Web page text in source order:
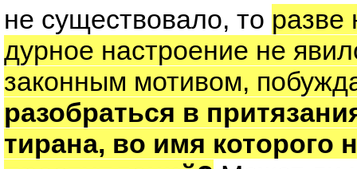
не существовало, то разве
дурное настроение не
законным мотивом,
разобраться в
тирана, во имя которого